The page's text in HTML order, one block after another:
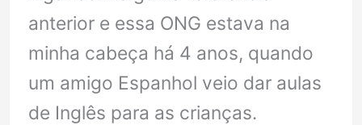
anterior e essa ONG estava na
minha cabeça há 4 anos, quando
um amigo Espanhol veio dar aulas
de Inglês para as crianças.